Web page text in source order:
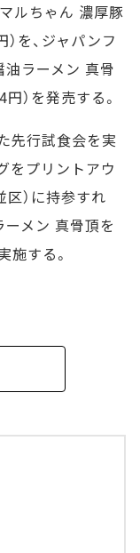
ルちゃん 濃厚豚
を、ジャパンフ
油ラーメン 真骨
）を発売する。
先行試食会を実
をプリントアウ
区）に持参すれ
ーメン 真骨頂を
施する。